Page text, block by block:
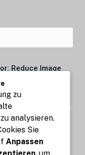
Reduce Image
Quality for Free
Südindien Kosten
zu
analysieren.
Sie
Anpassen